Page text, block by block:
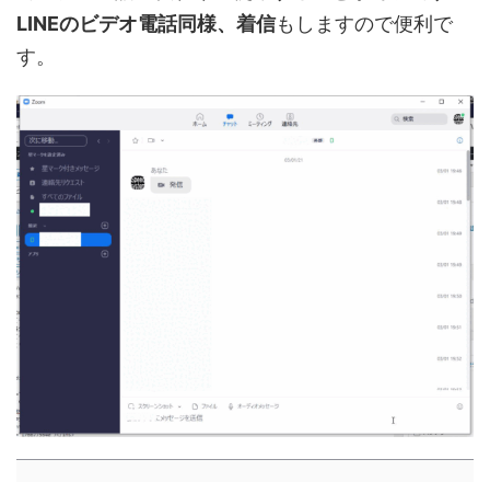
LINEのビデオ電話同様、着信もしますので便利で
す。